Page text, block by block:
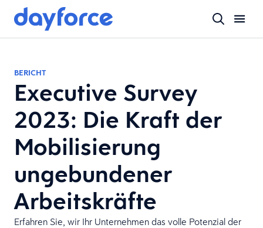
BERICHT
Executive Survey
2023: Die Kraft der
Mobilisierung
ungebundener
Arbeitskräfte
Erfahren Sie, wir Ihr Unternehmen das volle Potenzial der